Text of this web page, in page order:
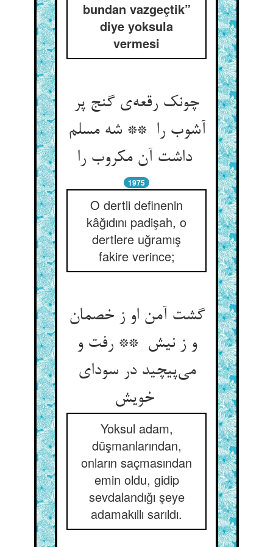
bundan vazgeçtik”
diye yoksula
vermesi
چونک رقعه‌ی گنج پر
آشوب را ** شه مسلم
داشت آن مکروب را
1975
O dertli definenin
kâğıdını padişah, o
dertlere uğramış
fakire verince;
گشت آمن او ز خصمان
و ز نیش ** رفت و
می‌پیچید در سودای
خویش
Yoksul adam,
düşmanlarından,
onların saçmasından
emin oldu, gidip
sevdalandığı şeye
adamakıllı sarıldı.